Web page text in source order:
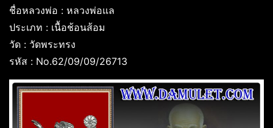
ชื่อหลวงพ่อ : หลวงพ่อแล
ประเภท : เนื้อช้อนส้อม
วัด : วัดพระทรง
รหัส : No.62/09/09/26713